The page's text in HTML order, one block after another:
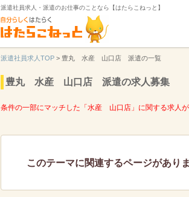
派遣社員求人・派遣のお仕事のことなら【はたらこねっと】
派遣社員求人TOP > 豊丸 水産 山口店 派遣の一覧
豊丸 水産 山口店 派遣の求人募集
条件の一部にマッチした「水産 山口店」に関する求人が
このテーマに関連するページがあり